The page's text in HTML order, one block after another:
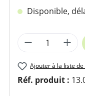
Disponible,
Quantité
Ajouter à la liste de
Réf. produit :